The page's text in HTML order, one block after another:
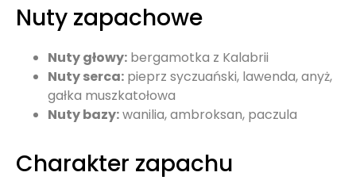
Nuty zapachowe
Nuty głowy: bergamotka z Kalabrii
Nuty serca: pieprz syczuański, lawenda, anyż,
gałka muszkatołowa
Nuty bazy:wanilia, ambroksan, paczula
Charakter zapachu